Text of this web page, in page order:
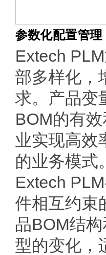
参数化配置管理
Extech
部多样化，
求。产品变
BOM的有
业实现高效
的业务模式
Extech
件相互约束
品BOM结
型的变化，